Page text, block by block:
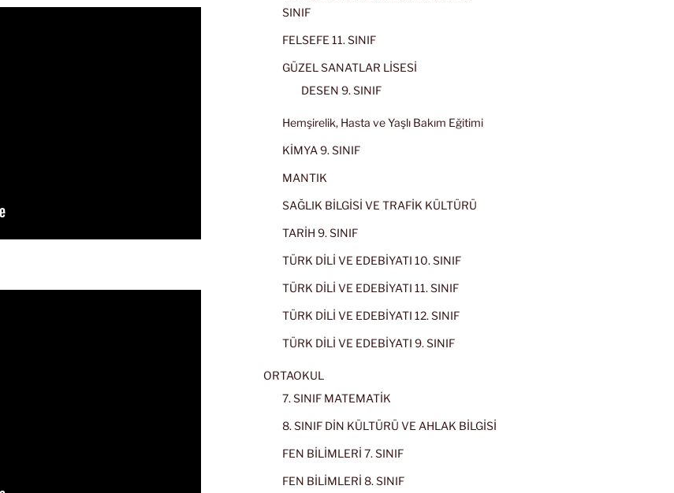
SINIF
FELSEFE 11. SINIF
GÜZEL SANATLAR LİSESİ
DESEN 9. SINIF
Hemşirelik, Hasta ve Yaşlı Bakım Eğitimi
KİMYA 9. SINIF
MANTIK
SAĞLIK BİLGİSİ VE TRAFİK KÜLTÜRÜ
TARİH 9. SINIF
TÜRK DİLİ VE EDEBİYATI 10. SINIF
TÜRK DİLİ VE EDEBİYATI 11. SINIF
TÜRK DİLİ VE EDEBİYATI 12. SINIF
TÜRK DİLİ VE EDEBİYATI 9. SINIF
ORTAOKUL
7. SINIF MATEMATİK
8. SINIF DİN KÜLTÜRÜ VE AHLAK BİLGİSİ
FEN BİLİMLERİ 7. SINIF
FEN BİLİMLERİ 8. SINIF